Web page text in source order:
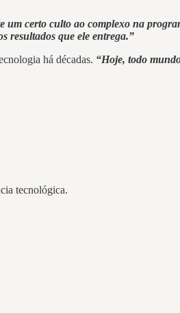
um certo culto ao complexo na
resultados que ele entrega.”
há décadas. “Hoje, todo
tecnológica.